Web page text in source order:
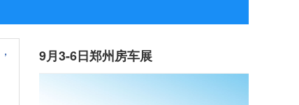
9月3-6日郑州房车展